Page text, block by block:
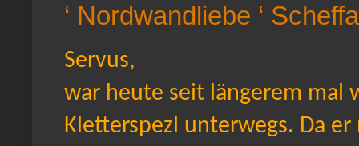
‘ Nordwandliebe ‘
Servus,
war heute seit längerem mal
Kletterspezl unterwegs. Da